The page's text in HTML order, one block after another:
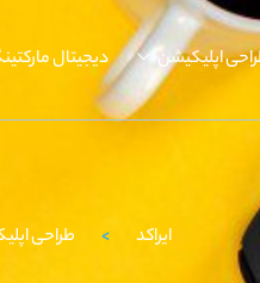
اپلیکیشن دیجیتال
ایراکد > طراحی